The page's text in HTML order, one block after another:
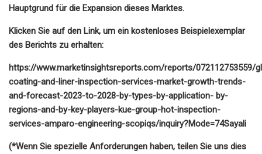
Hauptgrund für die Expansion dieses Marktes.
Klicken Sie auf den Link, um ein kostenloses Beispielexemplar
des Berichts zu erhalten:
https://www.marketinsightsreports.com/reports/072112753559/
coating-and-liner-inspection-services-market-growth-trends-
and-forecast-2023-to-2028-by-types-by-application- by-
regions-and-by-key-players-kue-group-hot-inspection-
services-amparo-engineering-scopiqs/inquiry?Mode=74Sayali
(*Wenn Sie spezielle Anforderungen haben, teilen Sie uns dies